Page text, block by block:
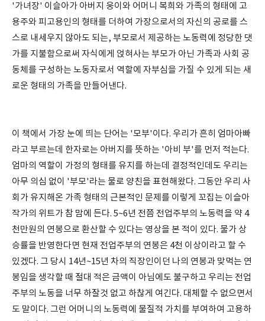
'가녀장' 이슬아가 아버지 웅이와 어머니 복희와 가족의 형태에 고
용주와 피고용인의 형태를 더하여 가장으로서의 자신의 공로를 스
스로 내세우지 않아도 되는, 부모로서 제공하는 노동력에 정당한 댓
가를 지불함으로써 자식에게 얹혀사는 부모가 아닌 가족과 사회 공
동체를 구성하는 노동자로서 역할에 자부심을 가질 수 있게 되는 새
로운 형태의 가족을 만들어낸다.
이 책에서 가장 눈에 띄는 단어는 '모부'이다. 우리가 흔히 엄마아빠
라고 부르는데 한자로는 아버지를 뜻하는 '아비 부'를 먼저 적는다.
엄마의 역할이 가정의 형태를 유지를 하는데 결정적인데도 우리는
아무 의심 없이 '부모'라는 물로 양친을 표현해왔다. 그동안 우리 사
회가 유지해온 가족 형태의 근본적인 문제를 이렇게 꼬집는 이슬아
작가의 위트가 참 맘에 든다. 5~6년 전쯤 전업주부의 노동력을 약 4
천만원의 연봉으로 환산할 수 있다는 영상을 본 적이 있다. 물가 상
승률을 반영한다면 현재 전업주부의 연봉은 4천 이상이라고 할 수
있겠다. 그 당시 14년~15년 차의 직장인이던 나의 연봉과 맞먹는 연
봉임을 생각할 때 절대 적은 금액이 아님에도 불구하고 우리는 전업
주부의 노동을 너무 하잘것 없고 하찮게 여긴다. 대체할 수 없으면서
도 말이다. 그런 어머니의 노동력에 물질적 가치를 부여하여 고용하